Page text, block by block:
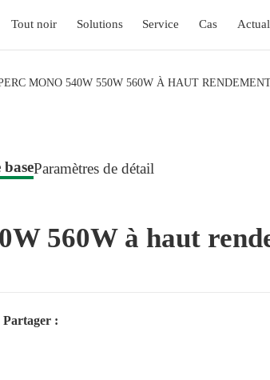
Tout noir Solutions Service Cas
MONO 540W 550W 560W À HAUT
Paramètres de détail
560W à haut
Partager :